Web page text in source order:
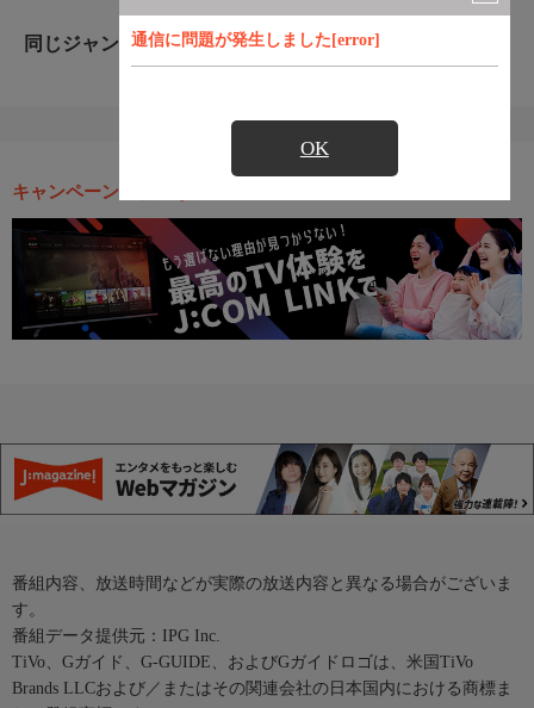
通信に問題が発生しました[error]
OK
同じジャンルのおすすめ番組
キャンペーン・お得な情報
番組内容、放送時間などが実際の放送内容と異なる場合がございま
す。
番組データ提供元：IPG Inc.
TiVo、Gガイド、G-GUIDE、およびGガイドロゴは、米国TiVo
Brands LLCおよび／またはその関連会社の日本国内における商標ま